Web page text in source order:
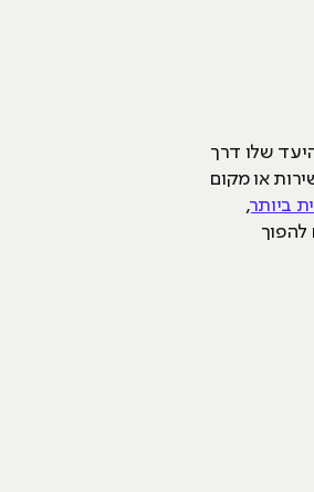
שלו דרך
או מקום
ביותר,
להפוך